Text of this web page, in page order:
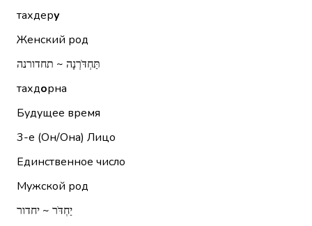
тахдеру
Женский род
תַּחְדֹּרְנָה ~ תחדורנה
тахдорна
Будущее время
3-е (Он/Она) Лицо
Единственное число
Мужской род
יַחְדֹּר ~ יחדור